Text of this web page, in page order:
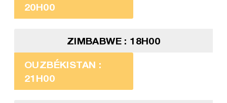
20H00
ZIMBABWE : 18H00
OUZBÉKISTAN :
21H00